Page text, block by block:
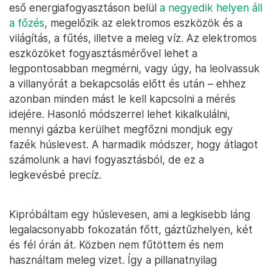
eső energiafogyasztáson belül a negyedik helyen áll
a főzés, megelőzik az elektromos eszközök és a
világítás, a fűtés, illetve a meleg víz. Az elektromos
eszközöket fogyasztásmérővel lehet a
legpontosabban megmérni, vagy úgy, ha leolvassuk
a villanyórát a bekapcsolás előtt és után – ehhez
azonban minden mást le kell kapcsolni a mérés
idejére. Hasonló módszerrel lehet kikalkulálni,
mennyi gázba kerülhet megfőzni mondjuk egy
fazék húslevest. A harmadik módszer, hogy átlagot
számolunk a havi fogyasztásból, de ez a
legkevésbé precíz.
Kipróbáltam egy húslevesen, ami a legkisebb láng
legalacsonyabb fokozatán főtt, gáztűzhelyen, két
és fél órán át. Közben nem fűtöttem és nem
használtam meleg vizet. Így a pillanatnyilag